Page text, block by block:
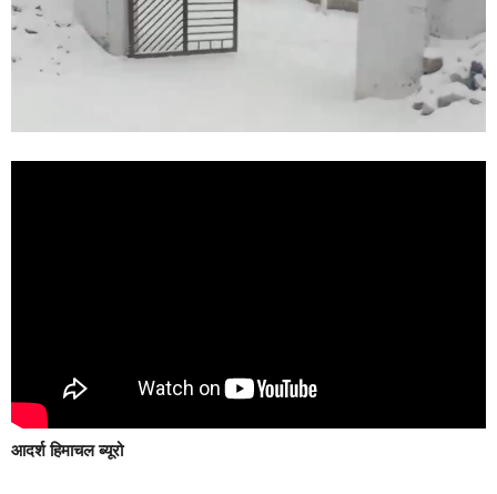
आदर्श हिमाचल ब्यूरो